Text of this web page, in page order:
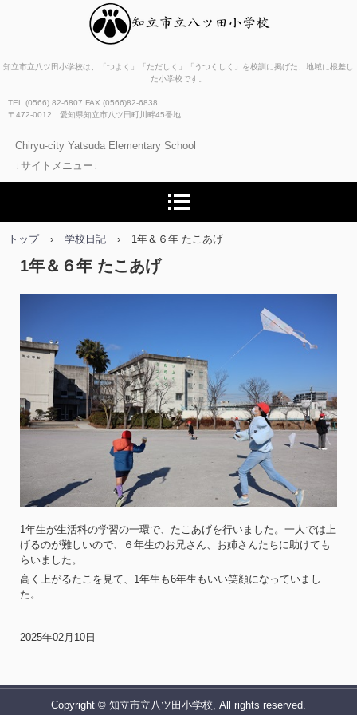
知立市立八ツ田小学校
知立市立八ツ田小学校は、「つよく」「ただしく」「うつくしく」を校訓に掲げた、地域に根差し
た小学校です。
TEL.(0566) 82-6807 FAX.(0566)82-6838
〒472-0012 愛知県知立市八ツ田町川畔45番地
Chiryu-city Yatsuda Elementary School
↓サイトメニュー↓
トップ › 学校日記 › 1年＆６年 たこあげ
1年＆６年 たこあげ
1年生が生活科の学習の一環で、たこあげを行いました。一人では上
げるのが難しいので、６年生のお兄さん、お姉さんたちに助けても
らいました。
高く上がるたこを見て、1年生も6年生もいい笑顔になっていまし
た。
2025年02月10日
Copyright © 知立市立八ツ田小学校, All rights reserved.